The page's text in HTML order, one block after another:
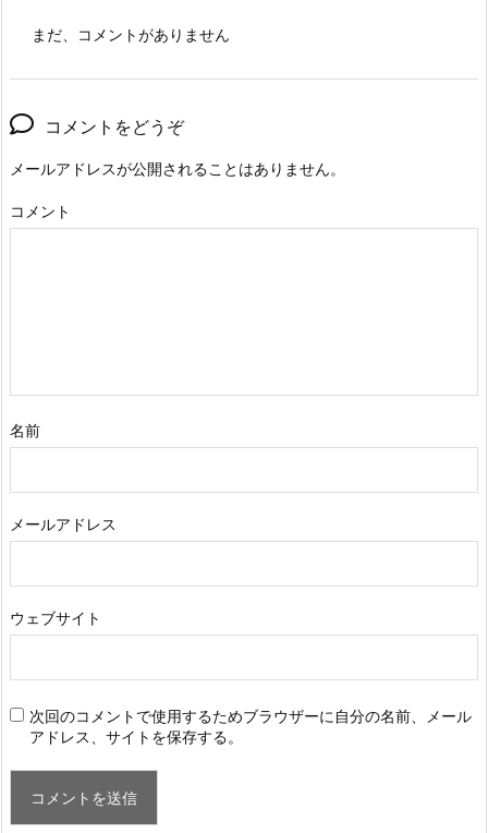
まだ、コメントがありません
コメントをどうぞ
メールアドレスが公開されることはありません。
コメント
名前
メールアドレス
ウェブサイト
次回のコメントで使用するためブラウザーに自分の名前、メール
アドレス、サイトを保存する。